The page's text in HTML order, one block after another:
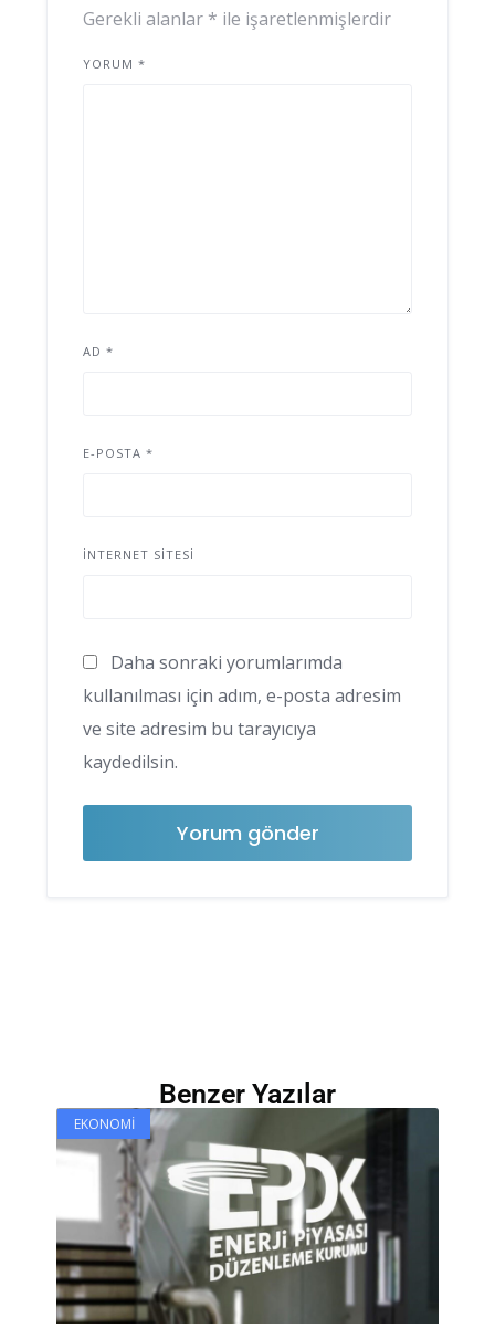
Gerekli alanlar * ile işaretlenmişlerdir
YORUM *
AD *
E-POSTA *
İNTERNET SITESI
Daha sonraki yorumlarımda
kullanılması için adım, e-posta adresim
ve site adresim bu tarayıcıya
kaydedilsin.
Benzer Yazılar
EKONOMI